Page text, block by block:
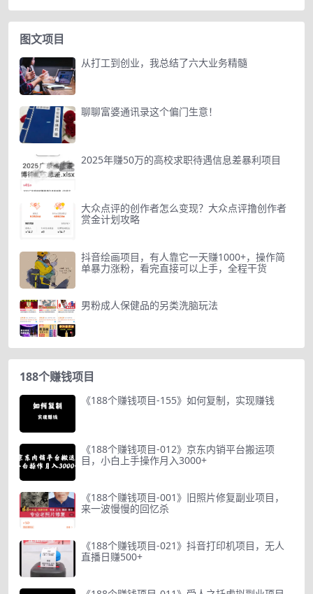
图文项目
从打工到创业，我总结了六大业务精髓
聊聊富婆通讯录这个偏门生意！
2025年赚50万的高校求职待遇信息差暴利项目
大众点评的创作者怎么变现？大众点评撸创作者
赏金计划攻略
抖音绘画项目，有人靠它一天赚1000+，操作简
单暴力涨粉，看完直接可以上手，全程干货
男粉成人保健品的另类洗脑玩法
188个赚钱项目
《188个赚钱项目-155》如何复制，实现赚钱
《188个赚钱项目-012》京东内销平台搬运项
目，小白上手操作月入3000+
《188个赚钱项目-001》旧照片修复副业项目，
来一波慢慢的回忆杀
《188个赚钱项目-021》抖音打印机项目，无人
直播日赚500+